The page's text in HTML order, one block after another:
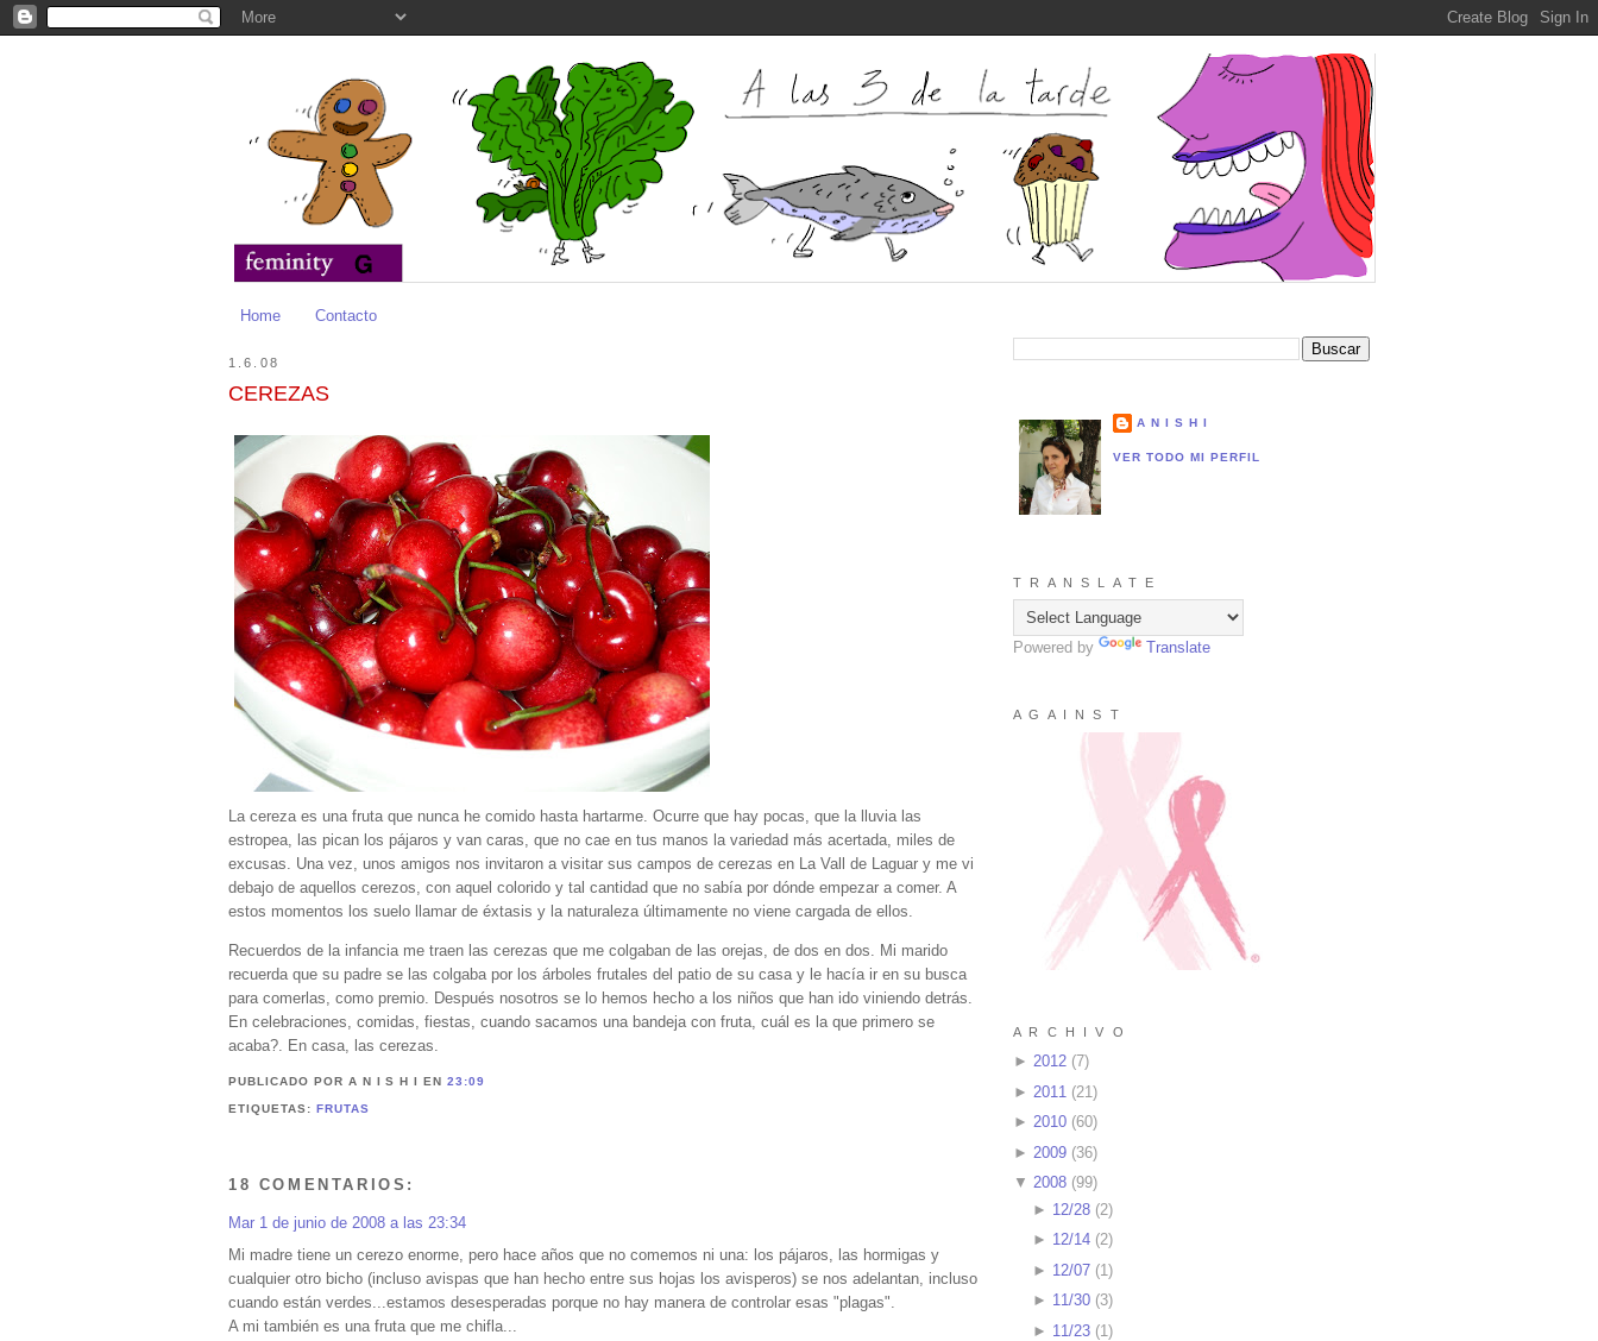
Home Contacto
1.6.08
CEREZAS
La cereza es una fruta que nunca he comido hasta hartarme. Ocurre que hay pocas, que la lluvia las
estropea, las pican los pájaros y van caras, que no cae en tus manos la variedad más acertada, miles de
excusas. Una vez, unos amigos nos invitaron a visitar sus campos de cerezas en La Vall de Laguar y me vi
debajo de aquellos cerezos, con aquel colorido y tal cantidad que no sabía por dónde empezar a comer. A
estos momentos los suelo llamar de éxtasis y la naturaleza últimamente no viene cargada de ellos.
Recuerdos de la infancia me traen las cerezas que me colgaban de las orejas, de dos en dos. Mi marido
recuerda que su padre se las colgaba por los árboles frutales del patio de su casa y le hacía ir en su busca
para comerlas, como premio. Después nosotros se lo hemos hecho a los niños que han ido viniendo detrás.
En celebraciones, comidas, fiestas, cuando sacamos una bandeja con fruta, cuál es la que primero se
acaba?. En casa, las cerezas.
PUBLICADO POR A N I S H IEN23:09
ETIQUETAS: FRUTAS
18 COMENTARIOS:
Mar 1 de junio de 2008 a las 23:34
Mi madre tiene un cerezo enorme, pero hace años que no comemos ni una: los pájaros, las hormigas y
cualquier otro bicho (incluso avispas que han hecho entre sus hojas los avisperos) se nos adelantan, incluso
cuando están verdes...estamos desesperadas porque no hay manera de controlar esas "plagas".
A mi también es una fruta que me chifla...
A N I S H I
VER TODO MI PERFIL
T R A N S L A T E
Powered by Translate
A G A I N S T
A R C H I V O
► 2012 (7)
► 2011 (21 )
► 2010 (60)
► 2009 (36)
▼ 2008 (99)
► 12/28(2)
► 12/14(2)
► 12/07(1)
► 11/30(3)
► 11/23(1)